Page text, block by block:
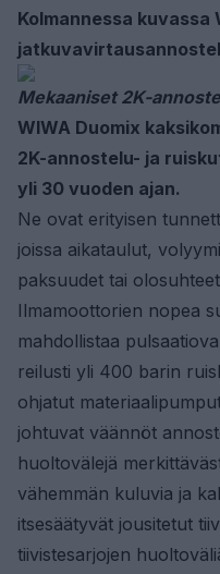
Kolmannessa kuvassa
Mekaaniset 2K-
WIWA Duomix
2K-annostelu- ja
yli 30 vuoden ajan.
Ne ovat erityisen
joissa aikataulut,
paksuudet tai
Ilmamoottorien nopea
mahdollistaa
reilusti yli 400 barin
ohjatut
johtuvat väännöt
huoltovälejä
vähemmän kuluvia ja
itsesäätyvät jousitetut
tiivistesarjojen